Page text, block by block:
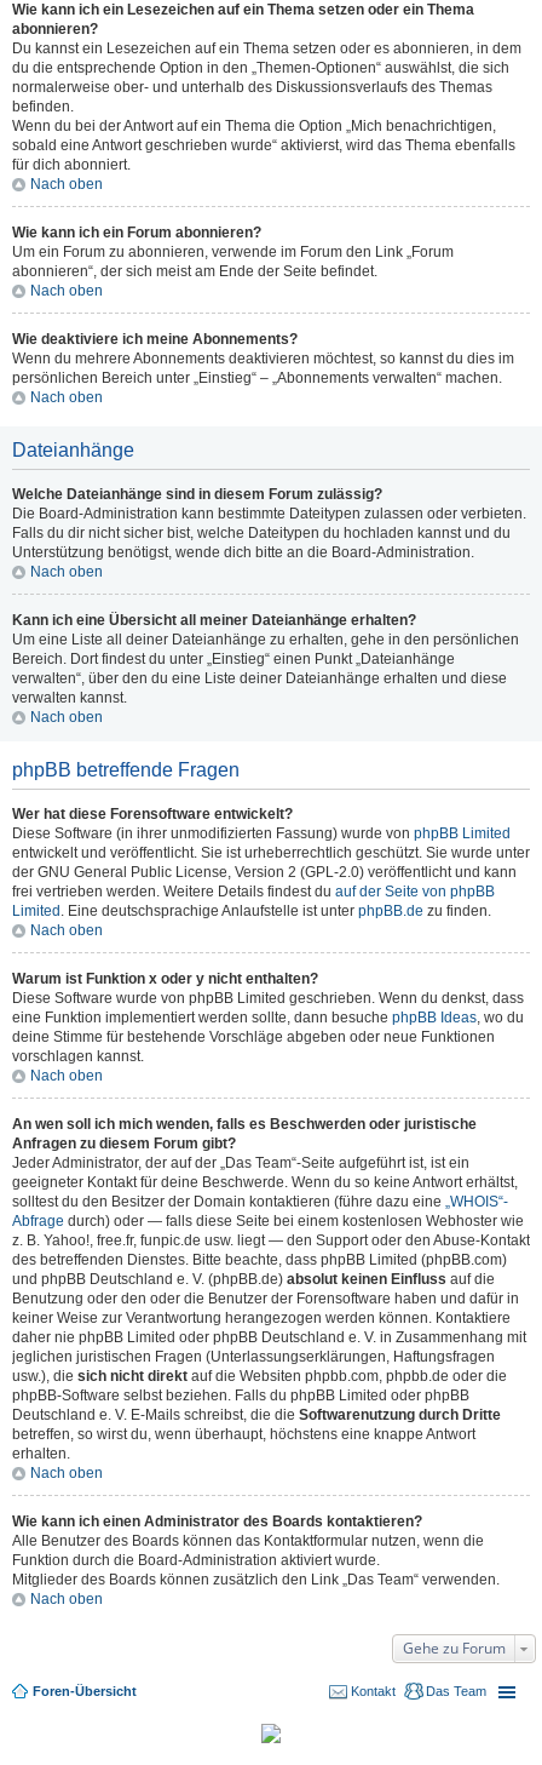
Wie kann ich ein Lesezeichen auf ein Thema setzen oder ein Thema
abonnieren?
Du kannst ein Lesezeichen auf ein Thema setzen oder es abonnieren, in dem
du die entsprechende Option in den „Themen-Optionen“ auswählst, die sich
normalerweise ober- und unterhalb des Diskussionsverlaufs des Themas
befinden.
Wenn du bei der Antwort auf ein Thema die Option „Mich benachrichtigen,
sobald eine Antwort geschrieben wurde“ aktivierst, wird das Thema ebenfalls
für dich abonniert.
Nach oben
Wie kann ich ein Forum abonnieren?
Um ein Forum zu abonnieren, verwende im Forum den Link „Forum
abonnieren“, der sich meist am Ende der Seite befindet.
Nach oben
Wie deaktiviere ich meine Abonnements?
Wenn du mehrere Abonnements deaktivieren möchtest, so kannst du dies im
persönlichen Bereich unter „Einstieg“ – „Abonnements verwalten“ machen.
Nach oben
Dateianhänge
Welche Dateianhänge sind in diesem Forum zulässig?
Die Board-Administration kann bestimmte Dateitypen zulassen oder verbieten.
Falls du dir nicht sicher bist, welche Dateitypen du hochladen kannst und du
Unterstützung benötigst, wende dich bitte an die Board-Administration.
Nach oben
Kann ich eine Übersicht all meiner Dateianhänge erhalten?
Um eine Liste all deiner Dateianhänge zu erhalten, gehe in den persönlichen
Bereich. Dort findest du unter „Einstieg“ einen Punkt „Dateianhänge
verwalten“, über den du eine Liste deiner Dateianhänge erhalten und diese
verwalten kannst.
Nach oben
phpBB betreffende Fragen
Wer hat diese Forensoftware entwickelt?
Diese Software (in ihrer unmodifizierten Fassung) wurde von phpBB Limited
entwickelt und veröffentlicht. Sie ist urheberrechtlich geschützt. Sie wurde unter
der GNU General Public License, Version 2 (GPL-2.0) veröffentlicht und kann
frei vertrieben werden. Weitere Details findest du auf der Seite von phpBB
Limited . Eine deutschsprachige Anlaufstelle ist unter phpBB.de zu finden.
Nach oben
Warum ist Funktion x oder y nicht enthalten?
Diese Software wurde von phpBB Limited geschrieben. Wenn du denkst, dass
eine Funktion implementiert werden sollte, dann besuche phpBB Ideas, wo du
deine Stimme für bestehende Vorschläge abgeben oder neue Funktionen
vorschlagen kannst.
Nach oben
An wen soll ich mich wenden, falls es Beschwerden oder juristische
Anfragen zu diesem Forum gibt?
Jeder Administrator, der auf der „Das Team“-Seite aufgeführt ist, ist ein
geeigneter Kontakt für deine Beschwerde. Wenn du so keine Antwort erhältst,
solltest du den Besitzer der Domain kontaktieren (führe dazu eine „WHOIS“-
Abfrage durch) oder — falls diese Seite bei einem kostenlosen Webhoster wie
z. B. Yahoo!, free.fr, funpic.de usw. liegt — den Support oder den Abuse-Kontakt
des betreffenden Dienstes. Bitte beachte, dass phpBB Limited (phpBB.com)
und phpBB Deutschland e. V. (phpBB.de) absolut keinen Einfluss auf die
Benutzung oder den oder die Benutzer der Forensoftware haben und dafür in
keiner Weise zur Verantwortung herangezogen werden können. Kontaktiere
daher nie phpBB Limited oder phpBB Deutschland e. V. in Zusammenhang mit
jeglichen juristischen Fragen (Unterlassungserklärungen, Haftungsfragen
usw.), die sich nicht direkt auf die Websiten phpbb.com, phpbb.de oder die
phpBB-Software selbst beziehen. Falls du phpBB Limited oder phpBB
Deutschland e. V. E-Mails schreibst, die die Softwarenutzung durch Dritte
betreffen, so wirst du, wenn überhaupt, höchstens eine knappe Antwort
erhalten.
Nach oben
Wie kann ich einen Administrator des Boards kontaktieren?
Alle Benutzer des Boards können das Kontaktformular nutzen, wenn die
Funktion durch die Board-Administration aktiviert wurde.
Mitglieder des Boards können zusätzlich den Link „Das Team“ verwenden.
Nach oben
Gehe zu Forum
Foren-Übersicht Das Team
Kontakt